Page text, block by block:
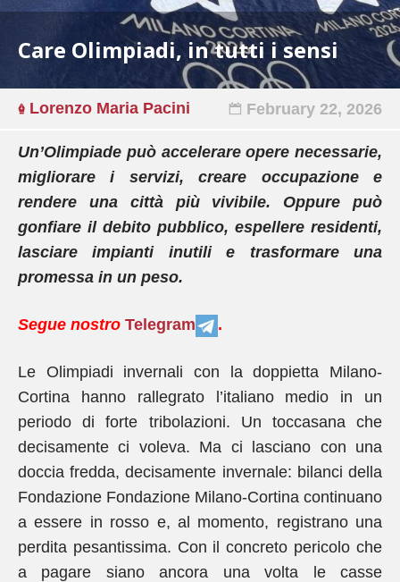
Care Olimpiadi, in tutti i sensi
Lorenzo Maria Pacini February 22, 2026
Un’Olimpiade può accelerare opere necessarie,
migliorare i servizi, creare occupazione e
rendere una città più vivibile. Oppure può
gonfiare il debito pubblico, espellere residenti,
lasciare impianti inutili e trasformare una
promessa in un peso.
Segue nostro Telegram .
Le Olimpiadi invernali con la doppietta Milano-
Cortina hanno rallegrato l’italiano medio in un
periodo di forte tribolazioni. Un toccasana che
decisamente ci voleva. Ma ci lasciano con una
doccia fredda, decisamente invernale: bilanci della
Fondazione Fondazione Milano-Cortina continuano
a essere in rosso e, al momento, registrano una
perdita pesantissima. Con il concreto pericolo che
a pagare siano ancora una volta le casse